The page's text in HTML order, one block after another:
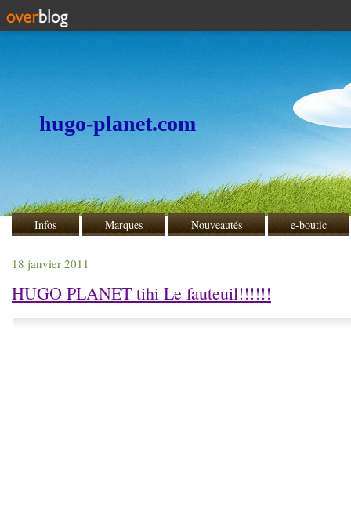
hugo-planet.com
Infos Marques Nouveautés e-boutic
18 janvier 2011
HUGO PLANET tihi Le fauteuil!!!!!!